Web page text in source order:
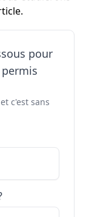
pour
c'est sans